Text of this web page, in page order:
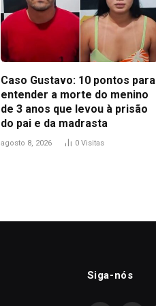
Caso Gustavo: 10 pontos para
entender a morte do menino
de 3 anos que levou à prisão
do pai e da madrasta
agosto 8, 2026 0 Visitas
Siga-nós